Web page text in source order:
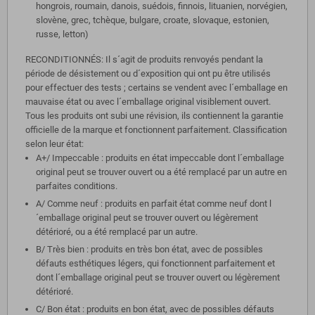
hongrois, roumain, danois, suédois, finnois, lituanien, norvégien,
slovène, grec, tchèque, bulgare, croate, slovaque, estonien,
russe, letton)
RECONDITIONNÉS: Il s´agit de produits renvoyés pendant la
période de désistement ou d´exposition qui ont pu être utilisés
pour effectuer des tests ; certains se vendent avec l´emballage en
mauvaise état ou avec l´emballage original visiblement ouvert.
Tous les produits ont subi une révision, ils contiennent la garantie
officielle de la marque et fonctionnent parfaitement. Classification
selon leur état:
A+/ Impeccable : produits en état impeccable dont l´emballage
original peut se trouver ouvert ou a été remplacé par un autre en
parfaites conditions.
A/ Comme neuf : produits en parfait état comme neuf dont l
´emballage original peut se trouver ouvert ou légèrement
détérioré, ou a été remplacé par un autre.
B/ Très bien : produits en très bon état, avec de possibles
défauts esthétiques légers, qui fonctionnent parfaitement et
dont l´emballage original peut se trouver ouvert ou légèrement
détérioré.
C/ Bon état : produits en bon état, avec de possibles défauts